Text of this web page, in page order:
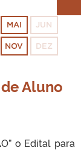
MAI JUN
NOV DEZ
Aluno
o Edital para